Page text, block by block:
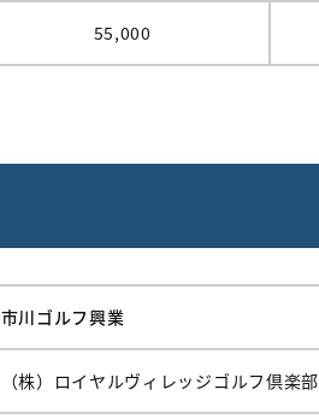
55,000
市川ゴルフ興業
（株）ロイヤルヴィレッジゴルフ倶楽部